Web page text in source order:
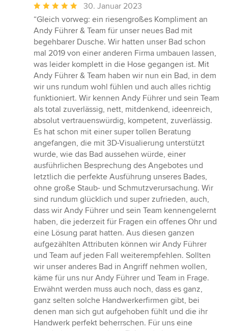
Durchschnittliche
Bewertung:
5
von
5
Sternen
30. Januar 2023
“Gleich vorweg: ein riesengroßes Kompliment an
Andy Führer & Team für unser neues Bad mit
begehbarer Dusche. Wir hatten unser Bad schon
mal 2019 von einer anderen Firma umbauen lassen,
was leider komplett in die Hose gegangen ist. Mit
Andy Führer & Team haben wir nun ein Bad, in dem
wir uns rundum wohl fühlen und auch alles richtig
funktioniert. Wir kennen Andy Führer und sein Team
als total zuverlässig, nett, mitdenkend, ideenreich,
absolut vertrauenswürdig, kompetent, zuverlässig.
Es hat schon mit einer super tollen Beratung
angefangen, die mit 3D-Visualierung unterstützt
wurde, wie das Bad aussehen würde, einer
ausführlichen Besprechung des Angebotes und
letztlich die perfekte Ausführung unseres Bades,
ohne große Staub- und Schmutzverursachung. Wir
sind rundum glücklich und super zufrieden, auch,
dass wir Andy Führer und sein Team kennengelernt
haben, die jederzeit für Fragen ein offenes Ohr und
eine Lösung parat hatten. Aus diesen ganzen
aufgezählten Attributen können wir Andy Führer
und Team auf jeden Fall weiterempfehlen. Sollten
wir unser anderes Bad in Angriff nehmen wollen,
käme für uns nur Andy Führer und Team in Frage.
Erwähnt werden muss auch noch, dass es ganz,
ganz selten solche Handwerkerfirmen gibt, bei
denen man sich gut aufgehoben fühlt und die ihr
Handwerk perfekt beherrschen. Für uns eine